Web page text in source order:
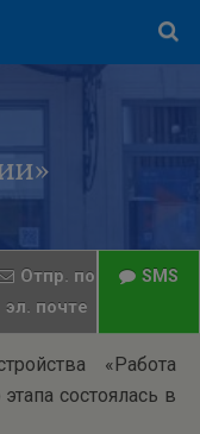
Отпр. по
эл. почте
SMS
«Работа
состоялась в